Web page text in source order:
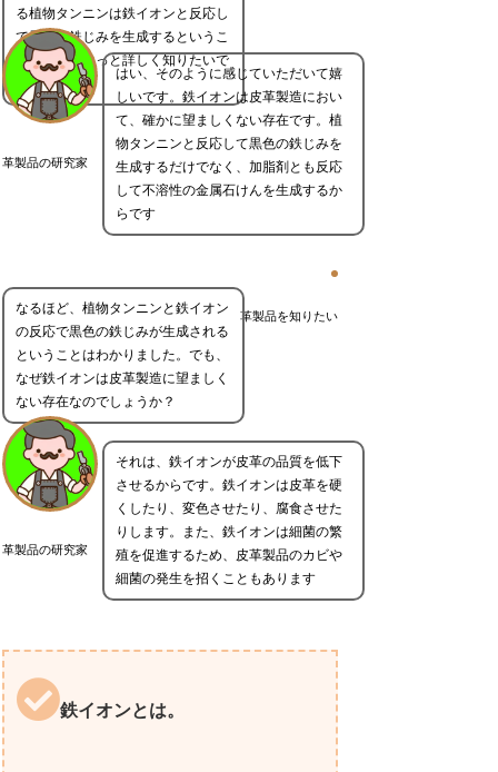
る植物タンニンは鉄イオンと反応し
て黒色の鉄じみを生成するというこ
とについてもっと詳しく知りたいで
す
革製品の研究家
はい、そのように感じていただいて嬉
しいです。鉄イオンは皮革製造におい
て、確かに望ましくない存在です。植
物タンニンと反応して黒色の鉄じみを
生成するだけでなく、加脂剤とも反応
して不溶性の金属石けんを生成するか
らです
革製品を知りたい
なるほど、植物タンニンと鉄イオン
の反応で黒色の鉄じみが生成される
ということはわかりました。でも、
なぜ鉄イオンは皮革製造に望ましく
ない存在なのでしょうか？
革製品の研究家
それは、鉄イオンが皮革の品質を低下
させるからです。鉄イオンは皮革を硬
くしたり、変色させたり、腐食させた
りします。また、鉄イオンは細菌の繁
殖を促進するため、皮革製品のカビや
細菌の発生を招くこともあります
鉄イオンとは。